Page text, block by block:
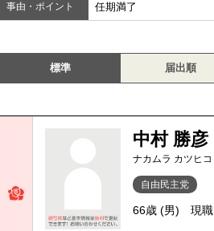
事由・ポイント 任期満了
標準 届出順
中村 勝彦
ナカムラ カツヒコ
自由民主党
66歳 (男) 現職